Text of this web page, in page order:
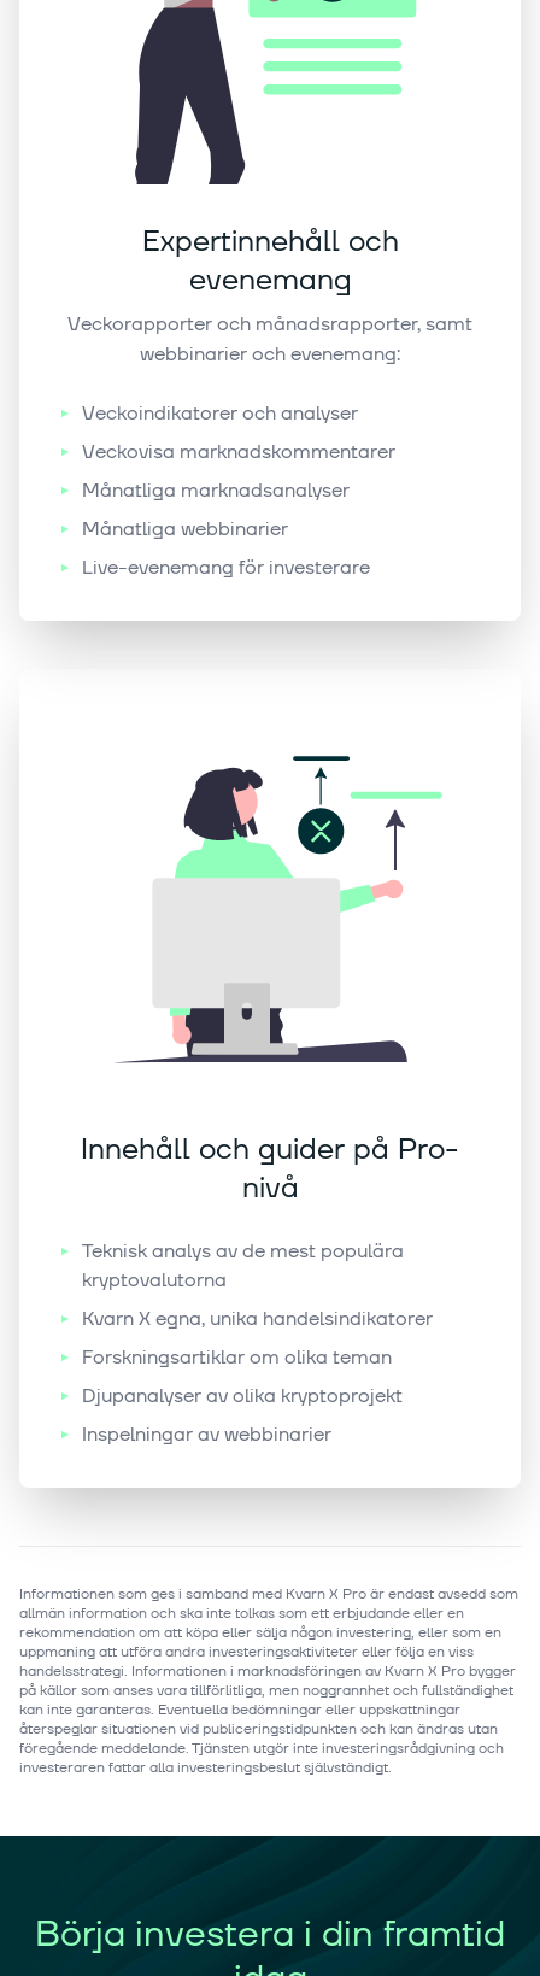
Expertinnehåll och
evenemang
Veckorapporter och månadsrapporter, samt
webbinarier och evenemang:
Veckoindikatorer och analyser
Veckovisa marknadskommentarer
Månatliga marknadsanalyser
Månatliga webbinarier
Live-evenemang för investerare
Innehåll och guider på Pro-
nivå
Teknisk analys av de mest populära
kryptovalutorna
Kvarn X egna, unika handelsindikatorer
Forskningsartiklar om olika teman
Djupanalyser av olika kryptoprojekt
Inspelningar av webbinarier
Informationen som ges i samband med Kvarn X Pro är endast avsedd som
allmän information och ska inte tolkas som ett erbjudande eller en
rekommendation om att köpa eller sälja någon investering, eller som en
uppmaning att utföra andra investeringsaktiviteter eller följa en viss
handelsstrategi. Informationen i marknadsföringen av Kvarn X Pro bygger
på källor som anses vara tillförlitliga, men noggrannhet och fullständighet
kan inte garanteras. Eventuella bedömningar eller uppskattningar
återspeglar situationen vid publiceringstidpunkten och kan ändras utan
föregående meddelande. Tjänsten utgör inte investeringsrådgivning och
investeraren fattar alla investeringsbeslut självständigt.
Börja investera i din framtid